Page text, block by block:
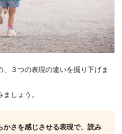
、３つの表現の違いを掘り下げま
しょう。
かさを感じさせる表現で、読み